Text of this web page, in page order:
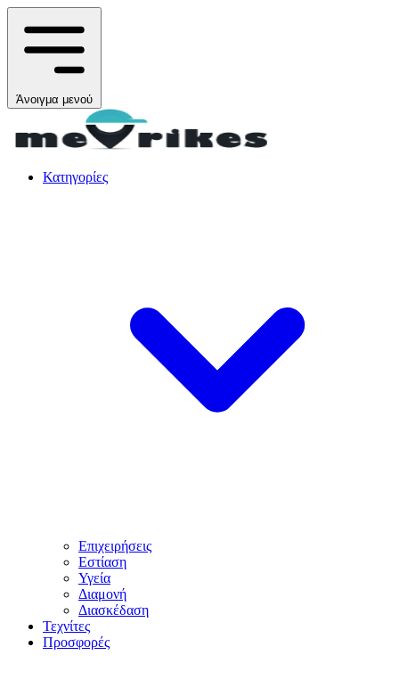
Άνοιγμα μενού
Κατηγορίες
Επιχειρήσεις
Εστίαση
Υγεία
Διαμονή
Διασκέδαση
Τεχνίτες
Προσφορές